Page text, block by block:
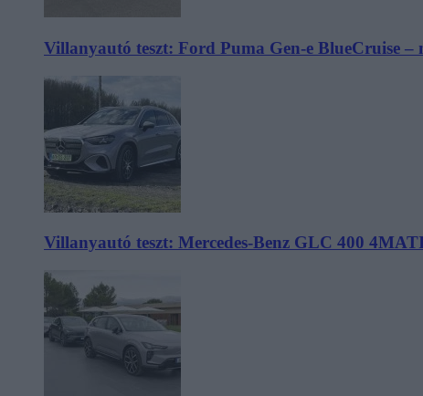
Villanyautó teszt: Ford Puma Gen-e BlueCruise
Villanyautó teszt: Mercedes-Benz GLC 400